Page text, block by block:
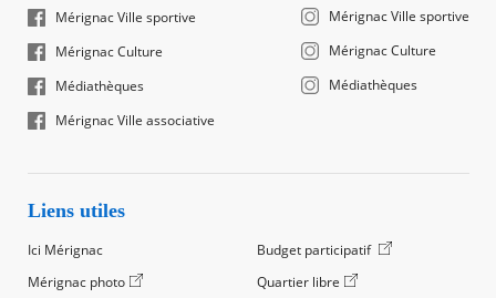
Mérignac Ville sportive
Mérignac Culture
Médiathèques
Mérignac Ville associative
Mérignac Ville sportive
Mérignac Culture
Médiathèques
Liens utiles
Ici Mérignac
Budget participatif
Mérignac photo
Quartier libre